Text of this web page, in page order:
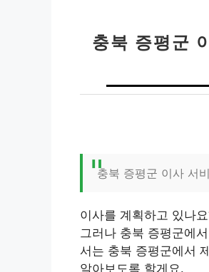
충북 증평군
충북 증평군 이사 서
이사를 계획하고 있나
그러나 충북 증평군에
서는 충북 증평군에서
알아보도록 할게요.